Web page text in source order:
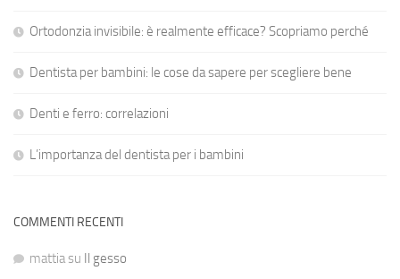
Ortodonzia invisibile: è realmente efficace? Scopriamo perché
Dentista per bambini: le cose da sapere per scegliere bene
Denti e ferro: correlazioni
L’importanza del dentista per i bambini
COMMENTI RECENTI
mattiasu Il gesso